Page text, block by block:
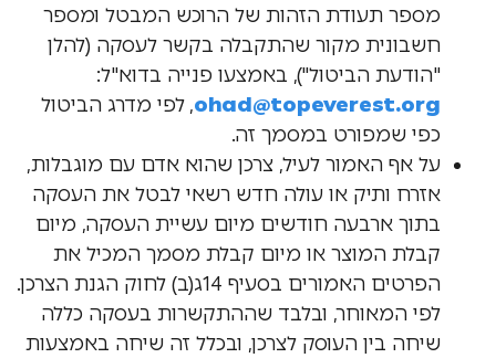
מספר תעודת הזהות של הרוכש המבטל ומספר
חשבונית מקור שהתקבלה בקשר לעסקה (להלן
"הודעת הביטול"), באמצעו פנייה בדוא"ל:
ohad@topeverest.org, לפי מדרג הביטול
כפי שמפורט במסמך זה.
על אף האמור לעיל, צרכן שהוא אדם עם מוגבלות,
אזרח ותיק או עולה חדש רשאי לבטל את העסקה
בתוך ארבעה חודשים מיום עשיית העסקה, מיום
קבלת המוצר או מיום קבלת מסמך המכיל את
הפרטים האמורים בסעיף 14ג(ב) לחוק הגנת הצרכן.
לפי המאוחר, ובלבד שההתקשרות בעסקה כללה
שיחה בין העוסק לצרכן, ובכלל זה שיחה באמצעות